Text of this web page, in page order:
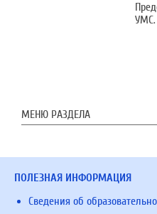
УМС.
МЕНЮ РАЗДЕЛА
ПОЛЕЗНАЯ ИНФОРМАЦИЯ
Сведения об